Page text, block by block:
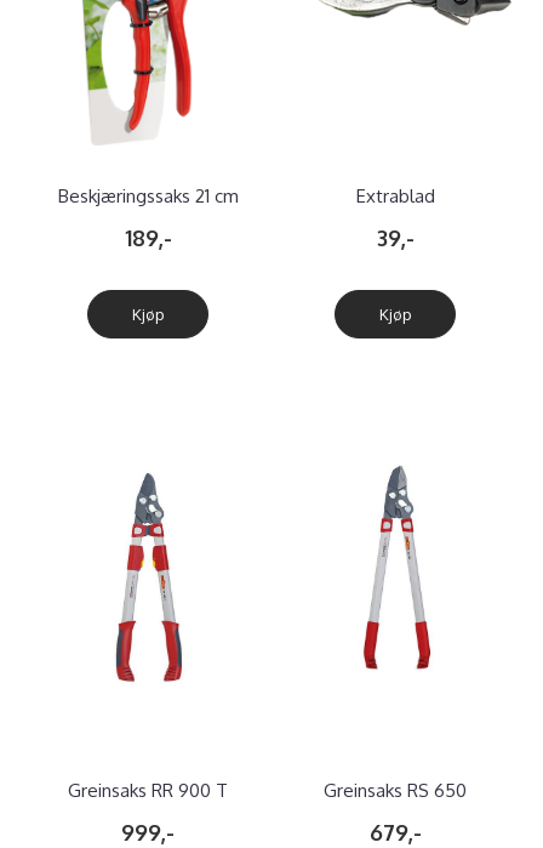
Beskjæringssaks 21 cm
189,-
Kjøp
Extrablad
beskjæringssaks 21cm
39,-
Kjøp
Greinsaks RR 900 T
Teleskopisk
999,-
Greinsaks RS 650
679,-